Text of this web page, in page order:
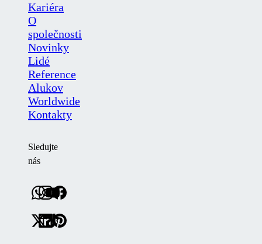
Kariéra
O
společnosti
Novinky
Lidé
Reference
Alukov
Worldwide
Kontakty
Sledujte
nás